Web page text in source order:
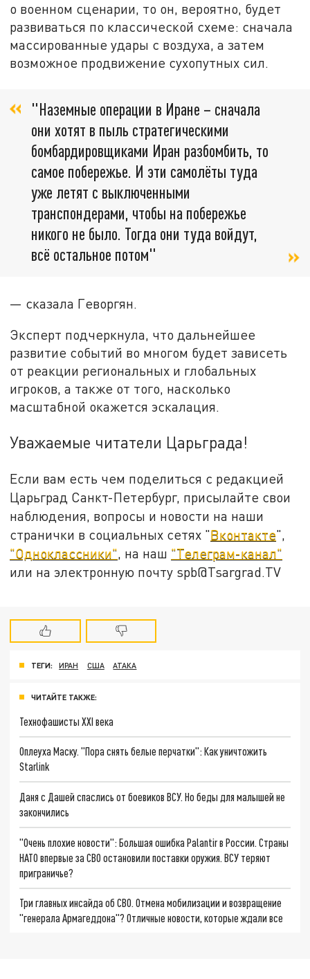
о военном сценарии, то он, вероятно, будет
развиваться по классической схеме: сначала
массированные удары с воздуха, а затем
возможное продвижение сухопутных сил.
"Наземные операции в Иране – сначала
они хотят в пыль стратегическими
бомбардировщиками Иран разбомбить, то
самое побережье. И эти самолёты туда
уже летят с выключенными
транспондерами, чтобы на побережье
никого не было. Тогда они туда войдут,
всё остальное потом"
— сказала Геворгян.
Эксперт подчеркнула, что дальнейшее
развитие событий во многом будет зависеть
от реакции региональных и глобальных
игроков, а также от того, насколько
масштабной окажется эскалация.
Уважаемые читатели Царьграда!
Если вам есть чем поделиться с редакцией
Царьград Санкт-Петербург, присылайте свои
наблюдения, вопросы и новости на наши
странички в социальных сетях "Вконтакте",
"Одноклассники", на наш "Телеграм-канал"
или на электронную почту spb@Tsargrad.TV
ТЕГИ: ИРАН США АТАКА
ЧИТАЙТЕ ТАКЖЕ:
Технофашисты XXI века
Оплеуха Маску. "Пора снять белые перчатки": Как уничтожить
Starlink
Даня с Дашей спаслись от боевиков ВСУ. Но беды для малышей не
закончились
"Очень плохие новости": Большая ошибка Palantir в России. Страны
НАТО впервые за СВО остановили поставки оружия. ВСУ теряют
приграничье?
Три главных инсайда об СВО. Отмена мобилизации и возвращение
"генерала Армагеддона"? Отличные новости, которые ждали все